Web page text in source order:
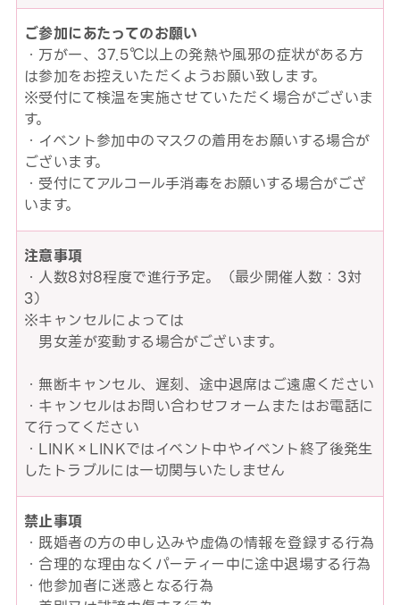
ご参加にあたってのお願い
・万が一、37.5℃以上の発熱や風邪の症状がある方
は参加をお控えいただくようお願い致します。
※受付にて検温を実施させていただく場合がございま
す。
・イベント参加中のマスクの着用をお願いする場合が
ございます。
・受付にてアルコール手消毒をお願いする場合がござ
います。
注意事項
・人数8対8程度で進行予定。（最少開催人数：3対
3）
※キャンセルによっては
男女差が変動する場合がございます。
・無断キャンセル、遅刻、途中退席はご遠慮ください
・キャンセルはお問い合わせフォームまたはお電話に
て行ってください
・LINK×LINKではイベント中やイベント終了後発生
したトラブルには一切関与いたしません
禁止事項
・既婚者の方の申し込みや虚偽の情報を登録する行為
・合理的な理由なくパーティー中に途中退場する行為
・他参加者に迷惑となる行為